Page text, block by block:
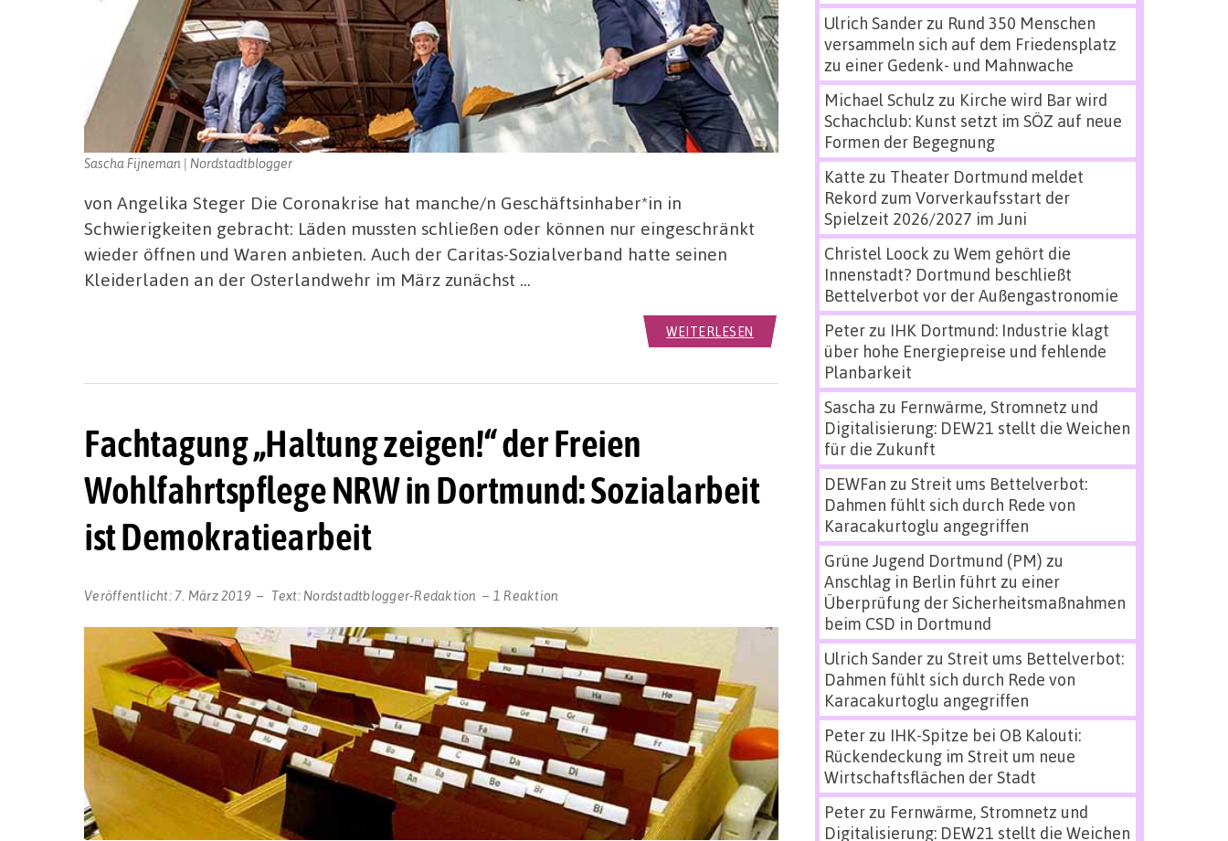
Sascha Fijneman | Nordstadtblogger
von Angelika Steger Die Coronakrise hat manche/n Geschäftsinhaber*in in
Schwierigkeiten gebracht: Läden mussten schließen oder können nur eingeschränkt
wieder öffnen und Waren anbieten. Auch der Caritas-Sozialverband hatte seinen
Kleiderladen an der Osterlandwehr im März zunächst …
WEITERLESEN
Fachtagung „Haltung zeigen!“ der Freien
Wohlfahrtspflege NRW in Dortmund: Sozialarbeit
ist Demokratiearbeit
Veröffentlicht: 7. März 2019 Text: Nordstadtblogger-Redaktion 1 Reaktion
Ulrich Sanderzu Rund 350 Menschen
versammeln sich auf dem Friedensplatz
zu einer Gedenk- und Mahnwache
Michael Schulz zu Kirche wird Bar wird
Schachclub: Kunst setzt im SÖZ auf neue
Formen der Begegnung
Katte zu Theater Dortmund meldet
Rekord zum Vorverkaufsstart der
Spielzeit 2026/2027 im Juni
Christel Loock zu Wem gehört die
Innenstadt? Dortmund beschließt
Bettelverbot vor der Außengastronomie
Peterzu IHK Dortmund: Industrie klagt
über hohe Energiepreise und fehlende
Planbarkeit
Sascha zu Fernwärme, Stromnetz und
Digitalisierung: DEW21 stellt die Weichen
für die Zukunft
DEWFan zu Streit ums Bettelverbot:
Dahmen fühlt sich durch Rede von
Karacakurtoglu angegriffen
Grüne Jugend Dortmund (PM) zu
Anschlag in Berlin führt zu einer
Überprüfung der Sicherheitsmaßnahmen
beim CSD in Dortmund
Ulrich Sanderzu Streit ums Bettelverbot:
Dahmen fühlt sich durch Rede von
Karacakurtoglu angegriffen
Peterzu IHK-Spitze bei OB Kalouti:
Rückendeckung im Streit um neue
Wirtschaftsflächen der Stadt
Peterzu Fernwärme, Stromnetz und
Digitalisierung: DEW21 stellt die Weichen